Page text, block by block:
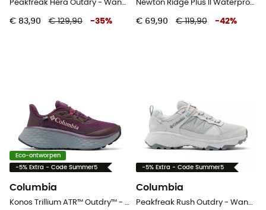
€ 83,90 € 129,90 -35% € 69,90 € 119,90 -42%
Eco-ontworpen
-5% Extra - Code Summer5
Columbia
-5% Extra - Code Summer5
Columbia